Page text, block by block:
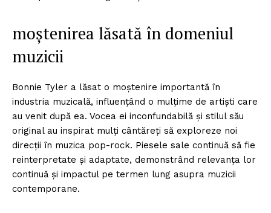
moștenirea lăsată în domeniul
muzicii
Bonnie Tyler a lăsat o moștenire importantă în
industria muzicală, influențând o mulțime de artiști care
au venit după ea. Vocea ei inconfundabilă și stilul său
original au inspirat mulți cântăreți să exploreze noi
direcții în muzica pop-rock. Piesele sale continuă să fie
reinterpretate și adaptate, demonstrând relevanța lor
continuă și impactul pe termen lung asupra muzicii
contemporane.